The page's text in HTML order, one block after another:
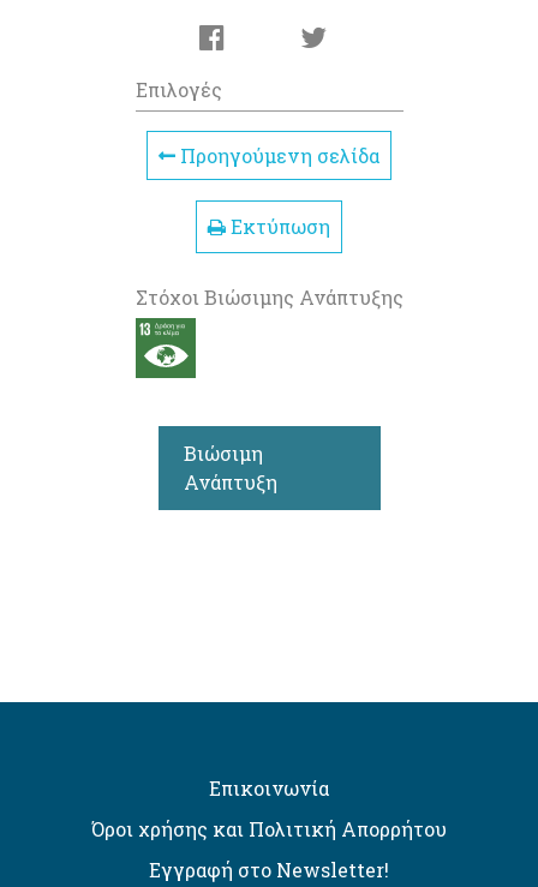
Επιλογές
Προηγούμενη σελίδα
Εκτύπωση
Στόχοι Βιώσιμης Ανάπτυξης
Βιώσιμη
Ανάπτυξη
Επικοινωνία
Όροι χρήσης και Πολιτική Απορρήτου
Εγγραφή στο Newsletter!